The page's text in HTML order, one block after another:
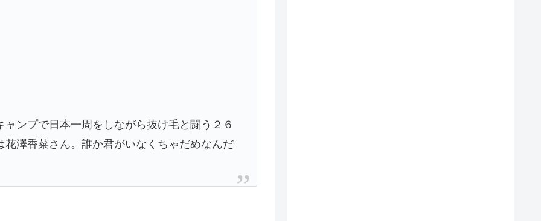
ンプで日本一周をしながら抜け毛と闘う２６
澤香菜さん。誰か君がいなくちゃだめなんだ